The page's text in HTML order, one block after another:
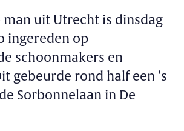
man uit Utrecht is dinsdag
ingereden op
schoonmakers en
gebeurde rond half een ’s
Sorbonnelaan in De